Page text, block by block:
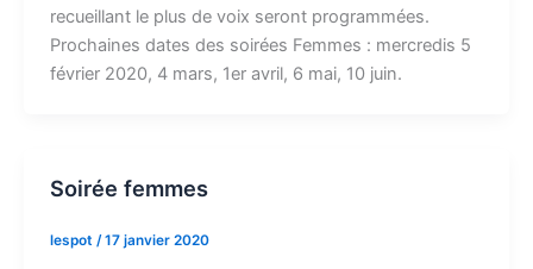
recueillant le plus de voix seront programmées.
Prochaines dates des soirées Femmes : mercredis 5
février 2020, 4 mars, 1er avril, 6 mai, 10 juin.
Soirée femmes
lespot /17 janvier 2020